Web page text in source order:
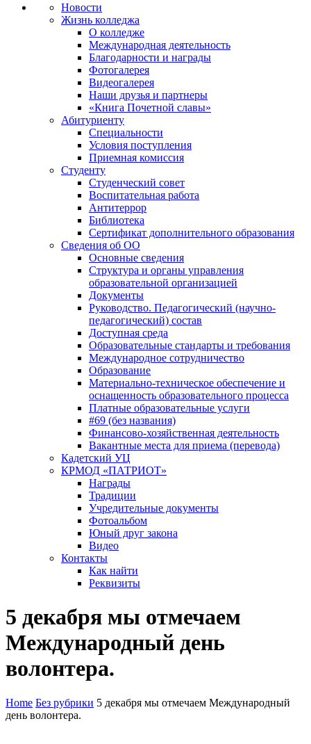
Новости
Жизнь колледжа
О колледже
Международная деятельность
Благодарности и награды
Фотогалерея
Видеогалерея
Наши друзья и партнеры
«Книга Почетной славы»
Абитуриенту
Специальности
Условия поступления
Приемная комиссия
Студенту
Студенческий совет
Воспитательная работа
Антитеррор
Библиотека
Сертификат дополнительного образования
Сведения об ОО
Основные сведения
Структура и органы управления
образовательной организацией
Документы
Руководство. Педагогический (научно-
педагогический) состав
Доступная среда
Образовательные стандарты и требования
Международное сотрудничество
Образование
Материально-техническое обеспечение и
оснащенность образовательного процесса
Платные образовательные услуги
#69 (без названия)
Финансово-хозяйственная деятельность
Вакантные места для приема (перевода)
Кадетский УЦ
КРМОД «ПАТРИОТ»
Награды
Традиции
Учредительные документы
Фотоальбом
Юный друг закона
Видео
Контакты
Как найти
Реквизиты
5 декабря мы отмечаем
Международный день
волонтера.
Home Без рубрики 5 декабря мы отмечаем Международный
день волонтера.